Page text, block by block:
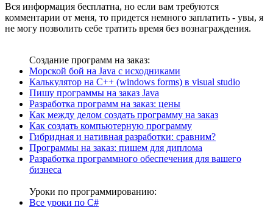
Вся информация бесплатна, но если вам требуются
комментарии от меня, то придется немного заплатить - увы, я
не могу позволить себе тратить время без вознаграждения.
Создание программ на заказ:
Морской бой на Java с исходниками
Калькулятор на C++ (windows forms) в visual studio
Пишу программы на заказ Java
Разработка программ на заказ: цены
Как между делом создать программу на заказ
Как создать компьютерную программу
Гибридная и нативная разработки: сравним?
Программы на заказ: пишем для диплома
Разработка программного обеспечения для вашего
бизнеса
Уроки по программированию:
Все уроки по C#